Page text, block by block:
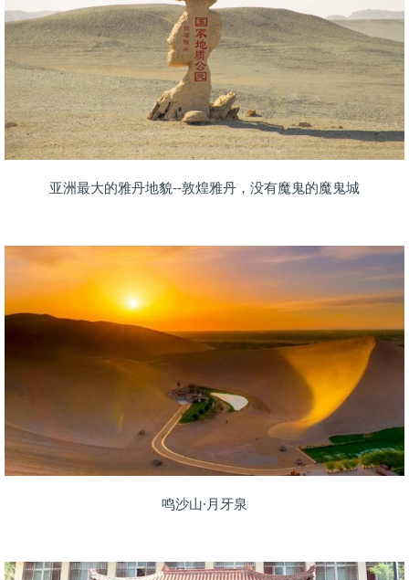
亚洲最大的雅丹地貌--敦煌雅丹，没有魔鬼的魔鬼城
鸣沙山·月牙泉